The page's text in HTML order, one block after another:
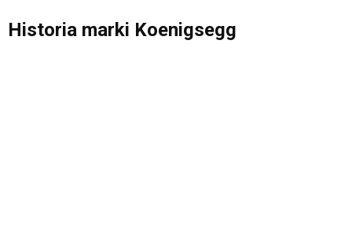
Historia marki Koenigsegg